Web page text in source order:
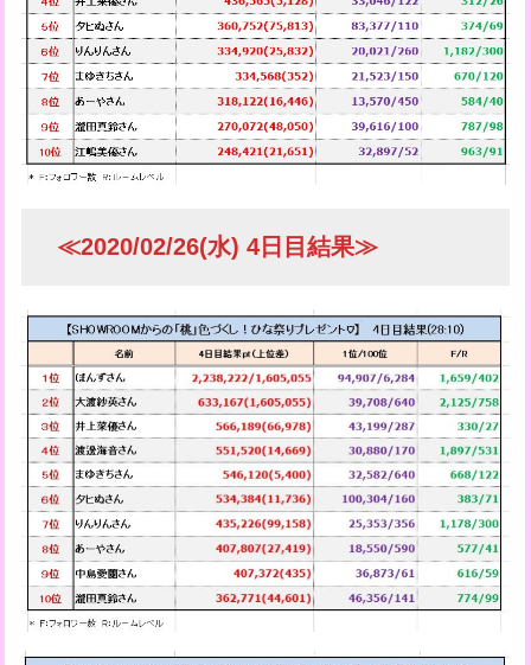
≪2020/02/26(水) 4日目結果≫